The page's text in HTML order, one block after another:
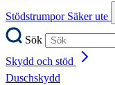
Stödstrumpor Säker ute
Sök
Skydd och stöd
Duschskydd